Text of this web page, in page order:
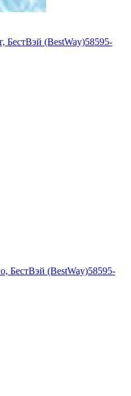
БестВэй (BestWay)58595-
БестВэй (BestWay)58595-